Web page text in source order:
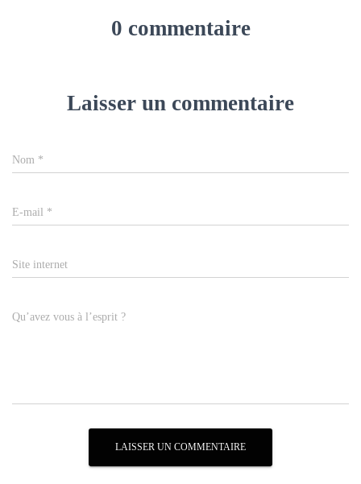
0 commentaire
Laisser un commentaire
Nom *
E-mail *
Site internet
Qu’avez vous à l’esprit ?